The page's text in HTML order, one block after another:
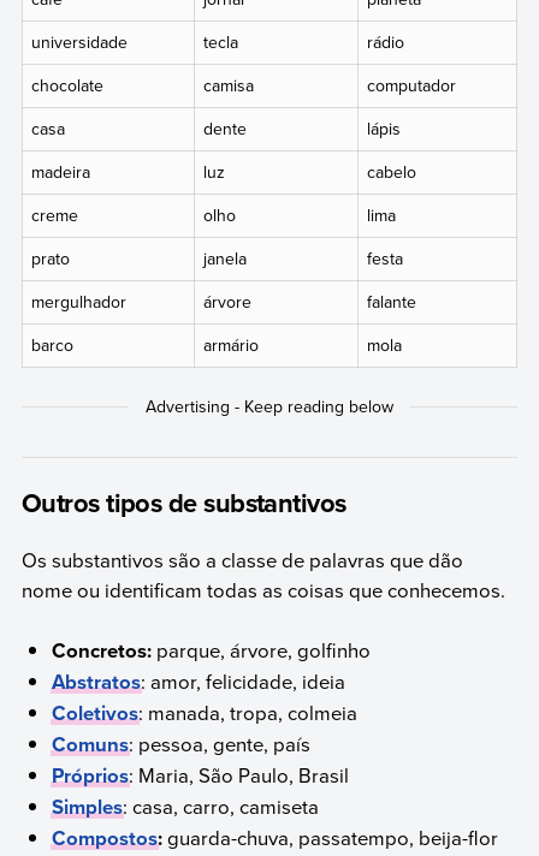
universidade
tecla
rádio
chocolate
camisa
computador
casa
dente
lápis
madeira
luz
cabelo
creme
olho
lima
prato
janela
festa
mergulhador
árvore
falante
barco
armário mola
Outros tipos de substantivos
Os substantivos são a classe de palavras que dão
nome ou identificam todas as coisas que conhecemos.
Concretos: parque, árvore, golfinho
Abstratos: amor, felicidade, ideia
Coletivos: manada, tropa, colmeia
Comuns: pessoa, gente, país
Próprios: Maria, São Paulo, Brasil
Simples: casa, carro, camiseta
Compostos:guarda-chuva, passatempo, beija-flor